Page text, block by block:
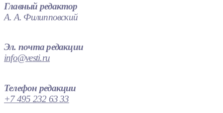
Главный редактор
А. А. Филипповский
Эл. почта редакции
info@vesti.ru
Телефон редакции
+7 495 232 63 33